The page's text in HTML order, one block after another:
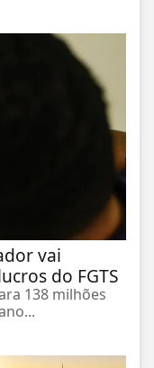
vai
do FGTS
138 milhões